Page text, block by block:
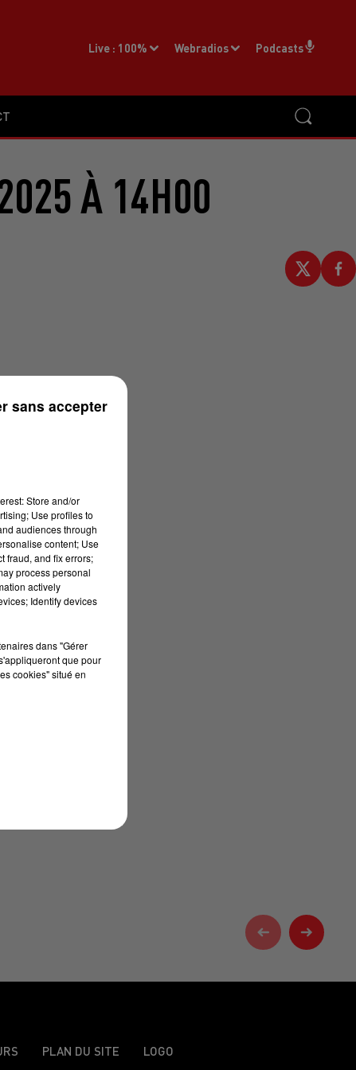
Live : 100% Webradios Podcasts
À 14H00
PLAN DU SITE LOGO
Store and/or
Use profiles to
audiences through
content; Use
fraud, and fix errors;
process personal
actively
Identify devices
dans "Gérer
que pour
cookies" situé en
sans accepter